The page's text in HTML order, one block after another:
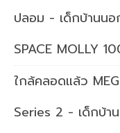
ปลอม - เด็กบ้านนอ
SPACE MOLLY
ใกล้คลอดแล้ว
Series 2 - เด็กบ้า